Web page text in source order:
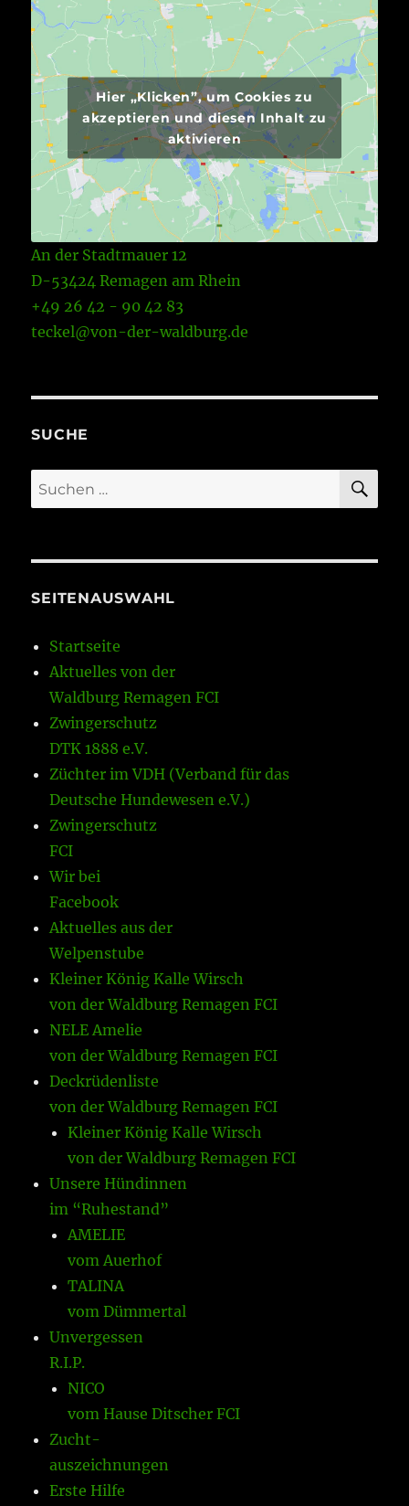
Hier „Klicken”, um Cookies zu
akzeptieren und diesen Inhalt zu
aktivieren
An der Stadtmauer 12
D-53424 Remagen am Rhein
+49 26 42 - 90 42 83
teckel@von-der-waldburg.de
SUCHE
Suchen
nach:
SEITENAUSWAHL
Startseite
Aktuelles von der
Waldburg Remagen FCI
Zwingerschutz
DTK 1888 e.V.
Züchter im VDH (Verband für das
Deutsche Hundewesen e.V.)
Zwingerschutz
FCI
Wir bei
Facebook
Aktuelles aus der
Welpenstube
Kleiner König Kalle Wirsch
von der Waldburg Remagen FCI
NELE Amelie
von der Waldburg Remagen FCI
Deckrüdenliste
von der Waldburg Remagen FCI
Kleiner König Kalle Wirsch
von der Waldburg Remagen FCI
Unsere Hündinnen
im “Ruhestand”
AMELIE
vom Auerhof
TALINA
vom Dümmertal
Unvergessen
R.I.P.
NICO
vom Hause Ditscher FCI
Zucht-
auszeichnungen
Erste Hilfe